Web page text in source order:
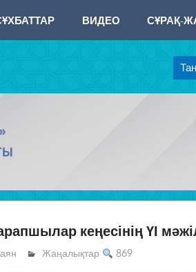
ВИДЕО СҰРАҚ-
Таң
кеңесінің ҮІ
Жаңалықтар 869